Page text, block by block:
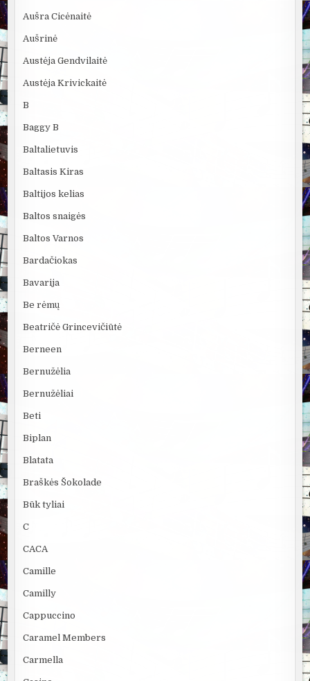
Aušra Cicėnaitė
Aušrinė
Austėja Gendvilaitė
Austėja Krivickaitė
B
Baggy B
Baltalietuvis
Baltasis Kiras
Baltijos kelias
Baltos snaigės
Baltos Varnos
Bardačiokas
Bavarija
Be rėmų
Beatričė Grincevičiūtė
Berneen
Bernužėlia
Bernužėliai
Beti
Biplan
Blatata
Braškės Šokolade
Būk tyliai
C
CACA
Camille
Camilly
Cappuccino
Caramel Members
Carmella